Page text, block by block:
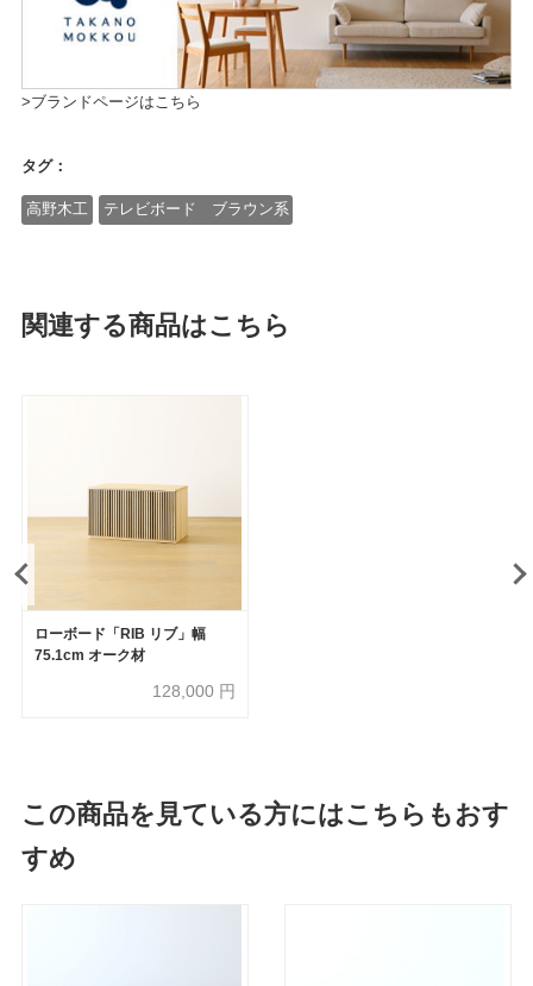
>ブランドページはこちら
タグ：
高野木工 テレビボード ブラウン系
関連する商品はこちら
ローボード「RIB リブ」幅
75.1cm オーク材
128,000 円
この商品を見ている方にはこちらもおす
すめ